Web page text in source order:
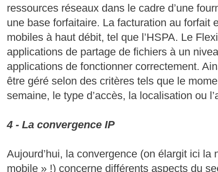
ressources réseaux dans le cadre d’une
une base forfaitaire. La facturation au forfait
mobiles à haut débit, tel que l’HSPA. Le
applications de partage de fichiers à un
applications de fonctionner correctement.
être géré selon des critères tels que le
semaine, le type d’accès, la localisation ou
4 - La convergence IP
Aujourd’hui, la convergence (on élargit ici la
mobile » !) concerne différents aspects du